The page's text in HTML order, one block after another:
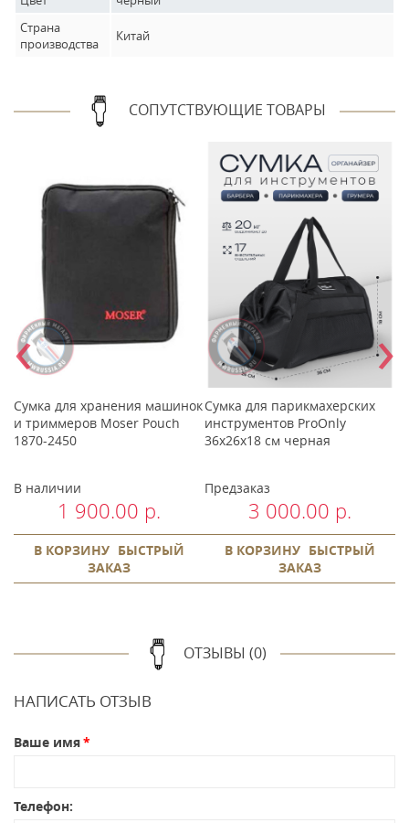
Страна
производства
Китай
СОПУТСТВУЮЩИЕ ТОВАРЫ
Сумка для хранения машинок
и триммеров Moser Pouch
1870-2450
В наличии
1 900.00 р.
В КОРЗИНУ БЫСТРЫЙ
ЗАКАЗ
Сумка для парикмахерских
инструментов ProOnly
36x26x18 см черная
Предзаказ
3 000.00 р.
В КОРЗИНУ БЫСТРЫЙ
ЗАКАЗ
‹ ›
ОТЗЫВЫ (0)
НАПИСАТЬ ОТЗЫВ
Ваше имя
Телефон: